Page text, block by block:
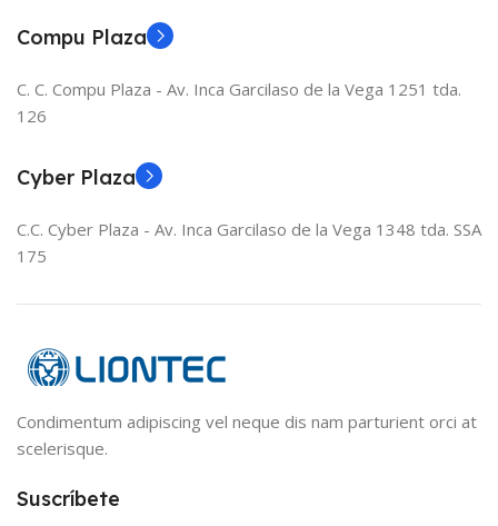
Compu Plaza
C. C. Compu Plaza - Av. Inca Garcilaso de la Vega 1251 tda.
126
Cyber Plaza
C.C. Cyber Plaza - Av. Inca Garcilaso de la Vega 1348 tda. SSA
175
Condimentum adipiscing vel neque dis nam parturient orci at
scelerisque.
Suscríbete